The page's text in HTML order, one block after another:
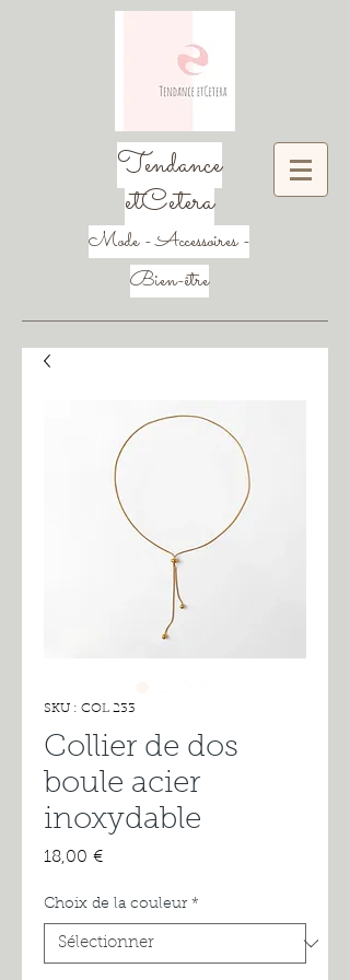
Tendance
etCetera
Mode - Accessoires -
Bien-être
SKU : COL 233
Collier de dos
boule acier
inoxydable
18,00 €Prix
Choix de la couleur *